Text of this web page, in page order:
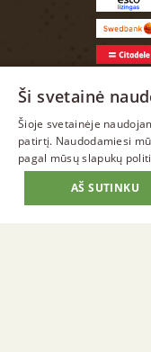
Ši svetainė
Šioje svetainėje
patirtį. Naudodamiesi
pagal mūsų slapukų
AŠ SUTINKU